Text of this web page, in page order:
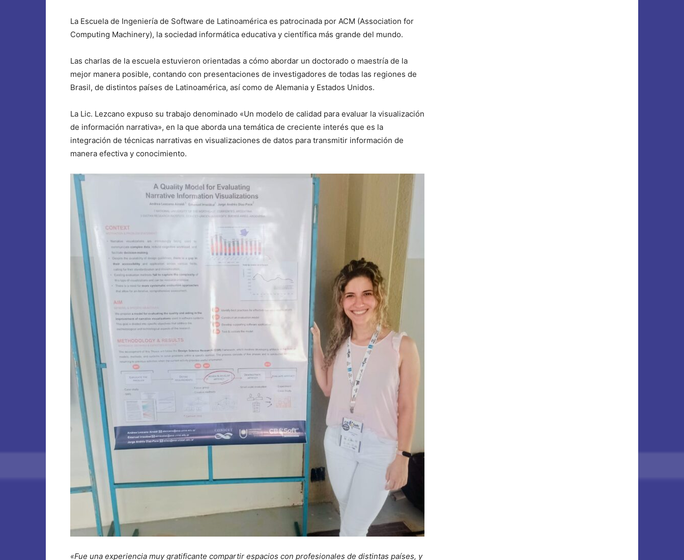
La Escuela de Ingeniería de Software de Latinoamérica es patrocinada por ACM (Association for
Computing Machinery), la sociedad informática educativa y científica más grande del mundo.
Las charlas de la escuela estuvieron orientadas a cómo abordar un doctorado o maestría de la
mejor manera posible, contando con presentaciones de investigadores de todas las regiones de
Brasil, de distintos países de Latinoamérica, así como de Alemania y Estados Unidos.
La Lic. Lezcano expuso su trabajo denominado «Un modelo de calidad para evaluar la visualización
de información narrativa», en la que aborda una temática de creciente interés que es la
integración de técnicas narrativas en visualizaciones de datos para transmitir información de
manera efectiva y conocimiento.
«Fue una experiencia muy gratificante compartir espacios con profesionales de distintas países, y